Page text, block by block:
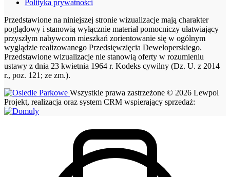
Polityka prywatności
Przedstawione na niniejszej stronie wizualizacje mają charakter
poglądowy i stanowią wyłącznie materiał pomocniczy ułatwiający
przyszłym nabywcom mieszkań zorientowanie się w ogólnym
wyglądzie realizowanego Przedsięwzięcia Deweloperskiego.
Przedstawione wizualizacje nie stanowią oferty w rozumieniu
ustawy z dnia 23 kwietnia 1964 r. Kodeks cywilny (Dz. U. z 2014
r., poz. 121; ze zm.).
Wszystkie prawa zastrzeżone © 2026 Lewpol
Projekt, realizacja oraz system CRM wspierający sprzedaż: